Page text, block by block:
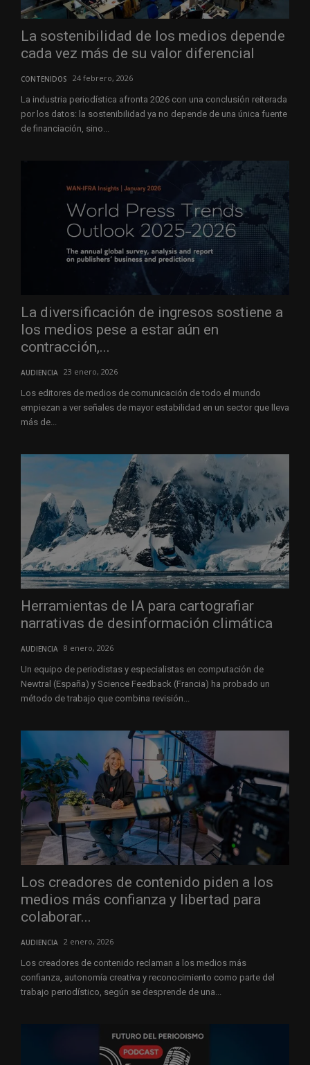
La sostenibilidad de los medios depende
cada vez más de su valor diferencial
CONTENIDOS 24 febrero, 2026
La industria periodística afronta 2026 con una conclusión reiterada
por los datos: la sostenibilidad ya no depende de una única fuente
de financiación, sino...
La diversificación de ingresos sostiene a
los medios pese a estar aún en
contracción,...
AUDIENCIA 23 enero, 2026
Los editores de medios de comunicación de todo el mundo
empiezan a ver señales de mayor estabilidad en un sector que lleva
más de...
Herramientas de IA para cartografiar
narrativas de desinformación climática
AUDIENCIA 8 enero, 2026
Un equipo de periodistas y especialistas en computación de
Newtral (España) y Science Feedback (Francia) ha probado un
método de trabajo que combina revisión...
Los creadores de contenido piden a los
medios más confianza y libertad para
colaborar...
AUDIENCIA 2 enero, 2026
Los creadores de contenido reclaman a los medios más
confianza, autonomía creativa y reconocimiento como parte del
trabajo periodístico, según se desprende de una...